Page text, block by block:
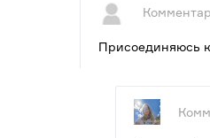
Присоединяюсь